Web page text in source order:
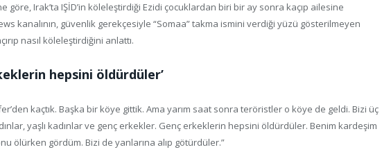
göre, Irak’ta IŞİD’in köleleştirdiği Ezidi çocuklardan biri bir ay sonra kaçıp ailesine
kanalının, güvenlik gerekçesiyle “Somaa” takma ismini verdiği yüzü gösterilmeyen
nasıl köleleştirdiğini anlattı.
hepsini öldürdüler’
kaçtık. Başka bir köye gittik. Ama yarım saat sonra teröristler o köye de geldi. Bizi üç
yaşlı kadınlar ve genç erkekler. Genç erkeklerin hepsini öldürdüler. Benim kardeşim
ölürken gördüm. Bizi de yanlarına alıp götürdüler.”